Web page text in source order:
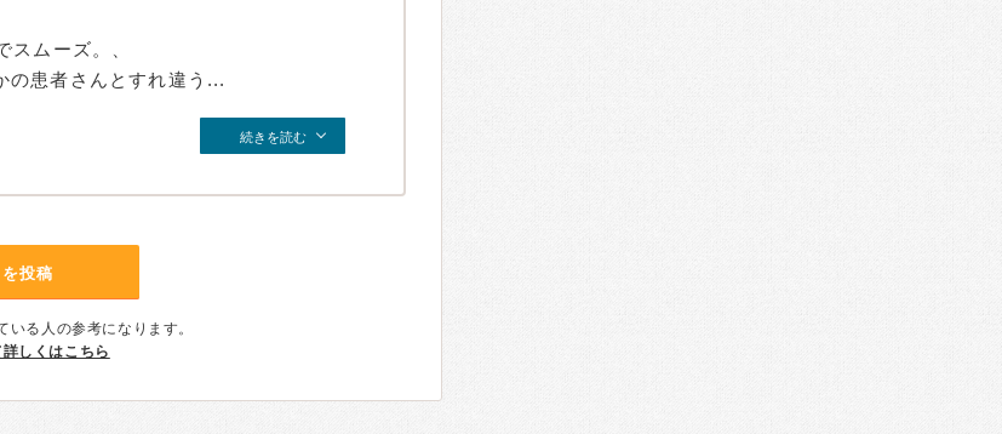
スムーズ。、
の患者さんとすれ違う...
続きを読む
を投稿
る人の参考になります。
しくはこちら